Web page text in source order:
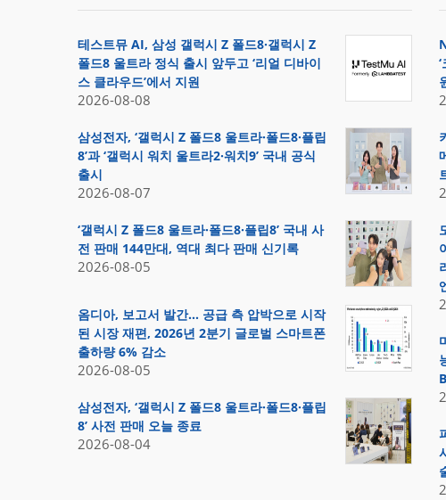
테스트뮤 AI, 삼성 갤럭시 Z 폴드8·갤럭시 Z
폴드8 울트라 정식 출시 앞두고 ‘리얼 디바이
스 클라우드’에서 지원
2026-08-08
삼성전자, ‘갤럭시 Z 폴드8 울트라·폴드8·플립
8’과 ‘갤럭시 워치 울트라2·워치9’ 국내 공식
출시
2026-08-07
‘갤럭시 Z 폴드8 울트라·폴드8·플립8’ 국내 사
전 판매 144만대, 역대 최다 판매 신기록
2026-08-05
옴디아, 보고서 발간… 공급 측 압박으로 시작
된 시장 재편, 2026년 2분기 글로벌 스마트폰
출하량 6% 감소
2026-08-05
삼성전자, ‘갤럭시 Z 폴드8 울트라·폴드8·플립
8’ 사전 판매 오늘 종료
2026-08-04